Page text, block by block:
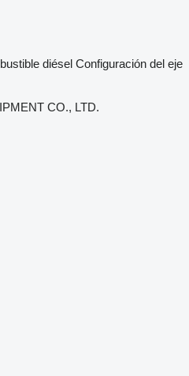
diésel Configuración del eje
CO., LTD.